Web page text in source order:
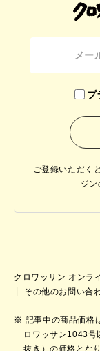
プ
ご登録いただく
ジ
クロワッサン オンラ
その他のお問い合
記事中の商品価格
ロワッサン1043号
抜き）の価格とな